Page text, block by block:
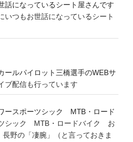
話になっているシート屋さんです
いつもお世話になっているシート
ールパイロット三橋選手のWEBサ
ブ配信も行っています
ースポーツシック MTB・ロード
シック MTB・ロードバイク お
野の「凄腕」（と言っておきま